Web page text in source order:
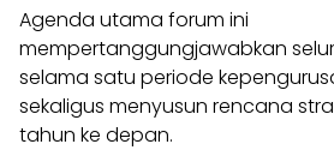
Agenda utama forum ini
mempertanggungjawabkan
selama satu periode
sekaligus menyusun rencana
tahun ke depan.